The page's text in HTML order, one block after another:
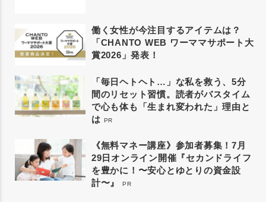
働く女性が今注目するアイテムは？
「CHANTO WEB ワーママサポート大
賞2026」発表！
「毎日ヘトヘト…」な私を救う、5分
間のリセット習慣。読者がバスタイム
で心も体も「生まれ変われた」理由と
は PR
《無料マネー講座》参加者募集！7月
29日オンライン開催『セカンドライフ
を豊かに！〜安心とゆとりの資金設
計〜』
PR